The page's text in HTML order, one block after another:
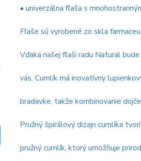
• univerzálna fľaša s
Fľaše sú vyrobené zo skla
Vďaka našej fľaši radu Natural
vás. Cumlík má inovatívny
bradavke, takže kombinovanie
Pružný špirálový dizajn cumlíka
pružný cumlík, ktorý umožňuje